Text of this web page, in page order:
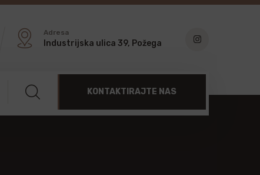
Adresa
Industrijska ulica 39, Požega
KONTAKTIRAJTE NAS